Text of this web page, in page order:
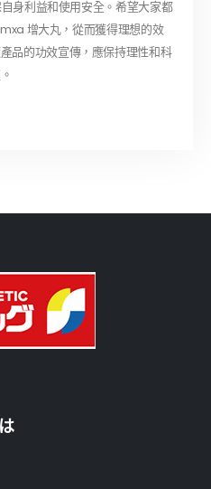
身利益和使用安全。希望大家都
增大丸，從而獲得理想的效
品的功效宣傳，應保持理性和科